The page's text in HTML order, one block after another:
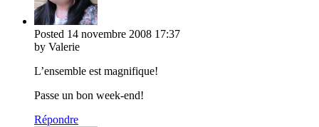
Posted 14 novembre 2008 17:37
by Valerie
L’ensemble est magnifique!
Passe un bon week-end!
Répondre